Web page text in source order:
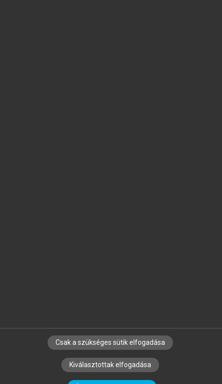
SZERZŐKNEK CÉGEKNEK KÖNYVTÁROSOKNAK
SZERKESZTÉSI ÉS LEKTORÁLÁSI ALAPELVEK
Csak a szükséges sütik elfogadása
Kiválasztottak elfogadása